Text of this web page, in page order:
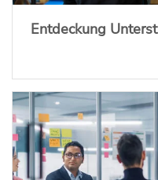
Entdeckung